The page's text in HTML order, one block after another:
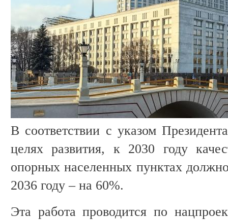
В соответствии с указом
целях развития, к 2030 году
опорных населенных пунктах
2036 году – на 60%.
Эта работа проводится по